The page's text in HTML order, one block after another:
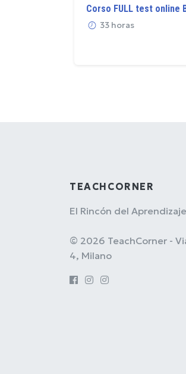
Corso FULL test online
33 horas
TEACHCORNER
El Rincón del Aprendizaje
© 2026 TeachCorner -
4, Milano